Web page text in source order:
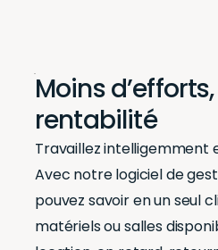
Moins
rentabilité
Travaillez intelligemment
Avec notre logiciel de
pouvez savoir en un seul
matériels ou salles